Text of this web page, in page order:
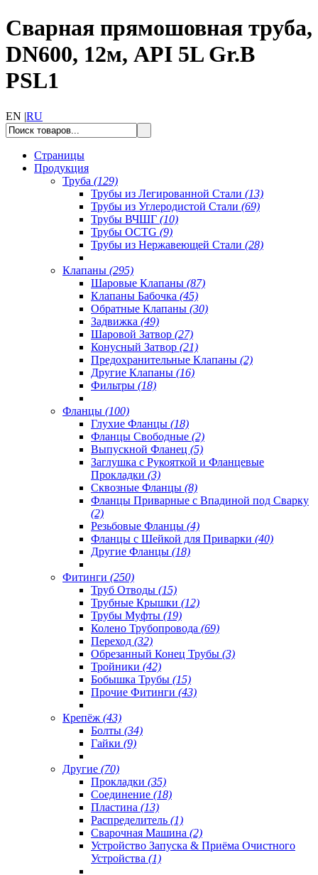
Сварная прямошовная труба,
DN600, 12м, API 5L Gr.B
PSL1
EN |RU
Страницы
Продукция
Труба (129)
Трубы из Легированной Стали (13)
Трубы из Углеродистой Стали (69)
Трубы ВЧШГ (10)
Трубы OCTG (9)
Трубы из Нержавеющей Стали (28)
Клапаны (295)
Шаровые Клапаны (87)
Клапаны Бабочка (45)
Обратные Клапаны (30)
Задвижка (49)
Шаровой Затвор (27)
Конусный Затвор (21)
Предохранительные Клапаны (2)
Другие Клапаны (16)
Фильтры (18)
Фланцы (100)
Глухие Фланцы (18)
Фланцы Свободные (2)
Выпускной Фланец (5)
Заглушка с Рукояткой и Фланцевые
Прокладки (3)
Сквозные Фланцы (8)
Фланцы Приварные с Впадиной под Сварку
(2)
Резьбовые Фланцы (4)
Фланцы с Шейкой для Приварки (40)
Другие Фланцы (18)
Фитинги (250)
Труб Отводы (15)
Трубные Крышки (12)
Трубы Муфты (19)
Колено Трубопровода (69)
Переход (32)
Обрезанный Конец Трубы (3)
Тройники (42)
Бобышка Трубы (15)
Прочие Фитинги (43)
Крепёж (43)
Болты (34)
Гайки (9)
Другие (70)
Прокладки (35)
Соединение (18)
Пластина (13)
Распределитель (1)
Сварочная Машина (2)
Устройство Запуска & Приёма Очистного
Устройства (1)